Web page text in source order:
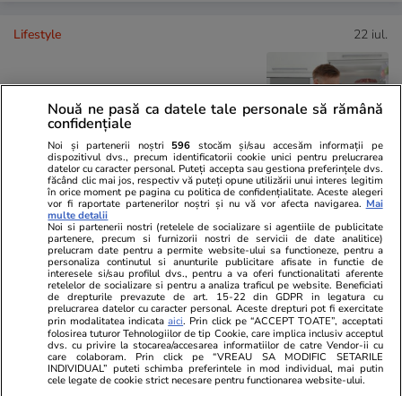
Lifestyle 22 iul.
Cum păstrăm brânza fără să
mucegăiască
Lifestyle 17 iul.
De ce să nu păstrezi cartofii
lângă ceapă
Nouă ne pasă ca datele tale personale să rămână
confidențiale
Noi și partenerii noștri 596 stocăm și/sau accesăm informații pe
dispozitivul dvs., precum identificatorii cookie unici pentru prelucrarea
datelor cu caracter personal. Puteți accepta sau gestiona preferințele dvs.
făcând clic mai jos, respectiv vă puteți opune utilizării unui interes legitim
în orice moment pe pagina cu politica de confidențialitate. Aceste alegeri
vor fi raportate partenerilor noștri și nu vă vor afecta navigarea. Mai
multe detalii
Noi si partenerii nostri (retelele de socializare si agentiile de publicitate
partenere, precum si furnizorii nostri de servicii de date analitice)
prelucram date pentru a permite website-ului sa functioneze, pentru a
personaliza continutul si anunturile publicitare afisate in functie de
interesele si/sau profilul dvs., pentru a va oferi functionalitati aferente
retelelor de socializare si pentru a analiza traficul pe website. Beneficiati
de drepturile prevazute de art. 15-22 din GDPR in legatura cu
prelucrarea datelor cu caracter personal. Aceste drepturi pot fi exercitate
prin modalitatea indicataaici. Prin click pe “ACCEPT TOATE”, acceptati
folosirea tuturor Tehnologiilor de tip Cookie, care implica inclusiv acceptul
dvs. cu privire la stocarea/accesarea informatiilor de catre Vendor-ii cu
care colaboram. Prin click pe “VREAU SA MODIFIC SETARILE
INDIVIDUAL” puteti schimba preferintele in mod individual, mai putin
cele legate de cookie strict necesare pentru functionarea website-ului.